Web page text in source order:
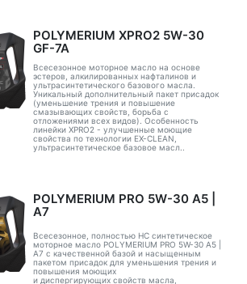
POLYMERIUM XPRO2 5W-30
GF-7A
Всесезонное моторное масло на основе
эстеров, алкилированных нафталинов и
ультрасинтетического базового масла.
Уникальный дополнительный пакет присадок
(уменьшение трения и повышение
смазывающих свойств, борьба с
отложениями всех видов). Особенность
линейки XPRO2 - улучшенные моющие
свойства по технологии EX-CLEAN,
ультрасинтетическое базовое масл..
POLYMERIUM PRO 5W-30 A5 |
А7
Всесезонное, полностью HC синтетическое
моторное масло POLYMERIUM PRO 5W-30 A5 |
А7 с качественной базой и насыщенным
пакетом присадок для уменьшения трения и
повышения моющих
и диспергирующих свойств масла,